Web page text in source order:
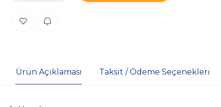
Ürün Açıklaması Taksit / Ödeme Seçenekleri